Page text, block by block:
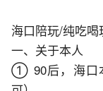
海口陪玩/纯吃
一、关于本人
① 90后，海口